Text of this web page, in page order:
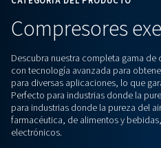
CATEGORÍA DEL PRODUCTO
Descubra nuestra completa
con tecnología avanzada
para diversas aplicaciones,
Perfecto para industrias